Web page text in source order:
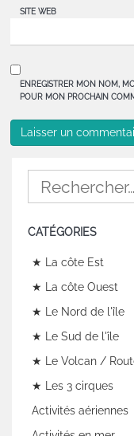
SITE WEB
ENREGISTRER MON NOM,
POUR MON PROCHAIN
CATÉGORIES
★ La côte Est
★ La côte Ouest
★ Le Nord de l'île
★ Le Sud de l'île
★ Le Volcan /
★ Les 3 cirques
Activités aériennes